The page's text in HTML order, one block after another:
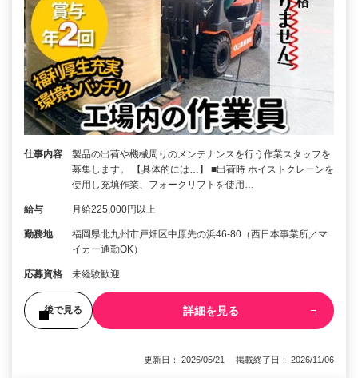
仕事内容
製品の出荷や機械周りのメンテナンスを行う作業スタッフを
募集します。 【具体的には…】 ■出荷時 ホイストクレーンを
使用し充填作業、フォークリフトを使用…
給与 月給225,000円以上
勤務地
福岡県北九州市戸畑区中原先の浜46-80（西日本事業所／マ
イカー通勤OK）
応募資格 未経験歓迎
後で見る 詳細を見る
更新日： 2026/05/21 掲載終了日： 2026/11/06